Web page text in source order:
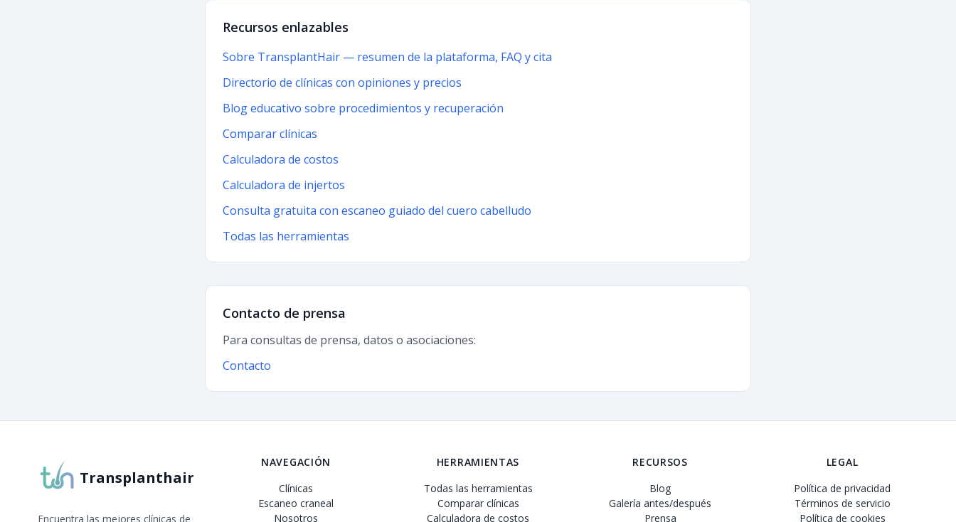
Recursos enlazables
Sobre TransplantHair — resumen de la plataforma, FAQ y cita
Directorio de clínicas con opiniones y precios
Blog educativo sobre procedimientos y recuperación
Comparar clínicas
Calculadora de costos
Calculadora de injertos
Consulta gratuita con escaneo guiado del cuero cabelludo
Todas las herramientas
Contacto de prensa
Para consultas de prensa, datos o asociaciones:
Contacto
Transplanthair
Encuentra las mejores clínicas de
NAVEGACIÓN
Clínicas
Escaneo craneal
Nosotros
HERRAMIENTAS
Todas las herramientas
Comparar clínicas
Calculadora de costos
RECURSOS
Blog
Galería antes/después
Prensa
LEGAL
Política de privacidad
Términos de servicio
Política de cookies